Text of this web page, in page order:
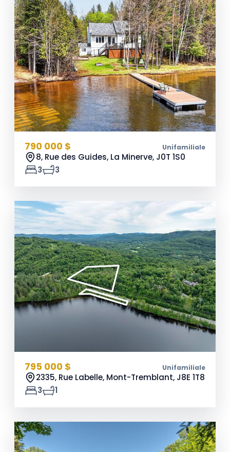
790 000 $ Unifamiliale
8, Rue des Guides, La Minerve, J0T 1S0
3
3
795 000 $ Unifamiliale
2335, Rue Labelle, Mont-Tremblant, J8E 1T8
3
1